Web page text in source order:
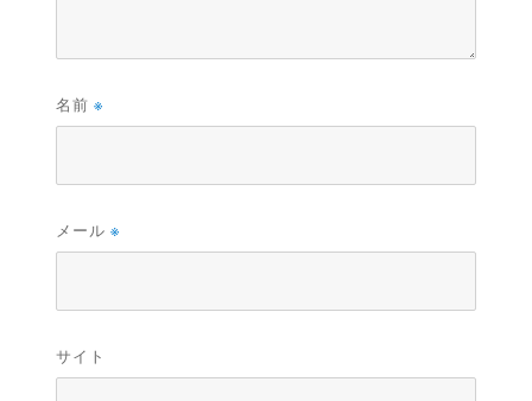
名前※
メール※
サイト